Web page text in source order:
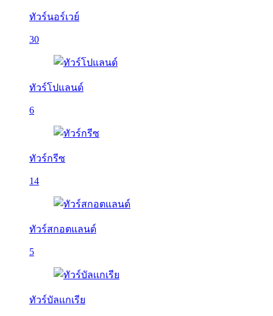
ทัวร์นอร์เวย์
30
ทัวร์โปแลนด์
6
ทัวร์กรีซ
14
ทัวร์สกอตแลนด์
5
ทัวร์บัลเเกเรีย